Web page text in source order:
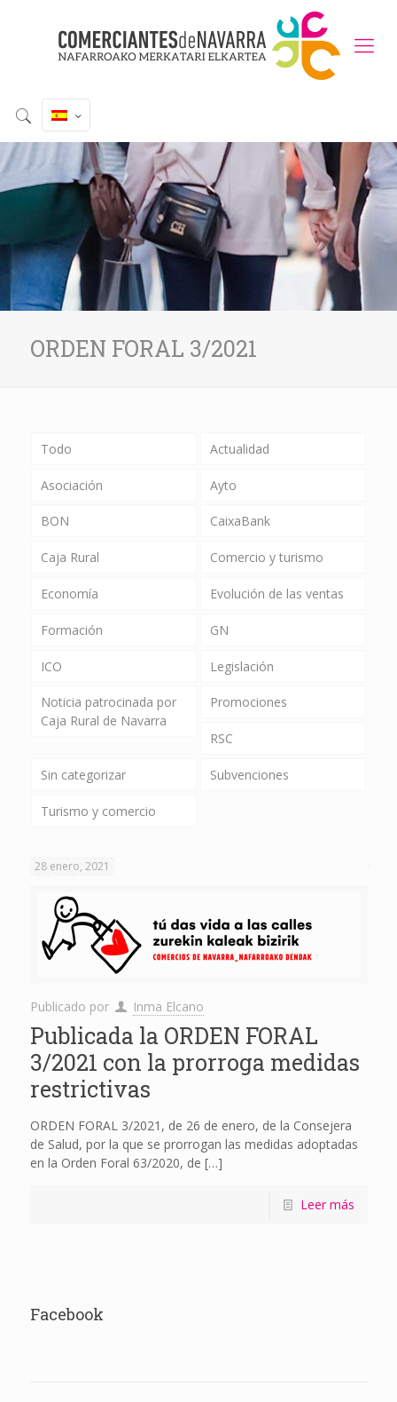
ORDEN FORAL 3/2021
Todo Actualidad
Asociación Ayto
BON CaixaBank
Caja Rural Comercio y turismo
Economía Evolución de las ventas
Formación GN
ICO Legislación
Noticia patrocinada por
Caja Rural de Navarra
Promociones
RSC
Sin categorizar Subvenciones
Turismo y comercio
28 enero, 2021
Publicado por Inma Elcano
Publicada la ORDEN FORAL
3/2021 con la prorroga medidas
restrictivas
ORDEN FORAL 3/2021, de 26 de enero, de la Consejera
de Salud, por la que se prorrogan las medidas adoptadas
en la Orden Foral 63/2020, de […]
Leer más
Facebook